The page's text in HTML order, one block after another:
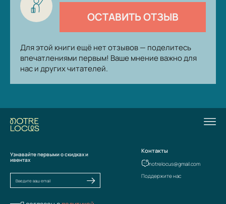
ОСТАВИТЬ ОТЗЫВ
Для этой книги ещё нет отзывов — поделитесь
впечатлениями первым! Ваше мнение важно для
нас и других читателей.
Узнавайте первыми о скидках и
ивентах
Контакты
notrelocus@gmail.com
Поддержите нас